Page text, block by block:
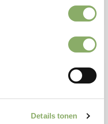
Details tonen